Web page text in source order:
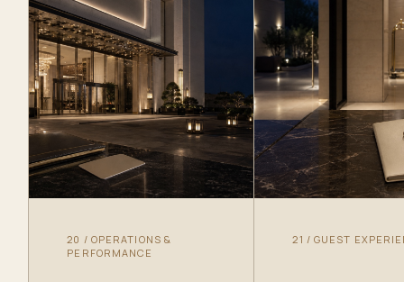
20 / OPERATIONS &
PERFORMANCE
21 / GUEST